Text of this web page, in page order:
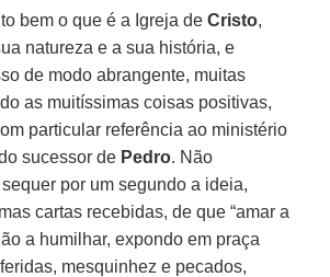
bem o que é a Igreja deCristo,
natureza e a sua história, e
de modo abrangente, muitas
as muitíssimas coisas positivas,
particular referência ao ministério
sucessor de Pedro. Não
por um segundo a ideia,
cartas recebidas, de que “amar a
a humilhar, expondo em praça
mesquinhez e pecados,